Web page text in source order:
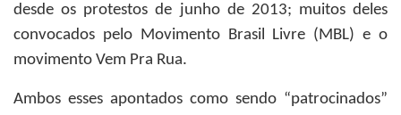
desde os protestos de junho de 2013; muitos deles
convocados pelo Movimento Brasil Livre (MBL) e o
movimento Vem Pra Rua.
Ambos esses apontados como sendo “patrocinados”